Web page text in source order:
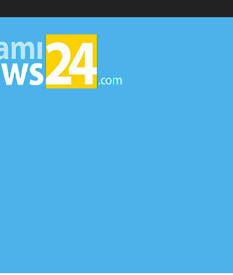
▷
Miami
News
24